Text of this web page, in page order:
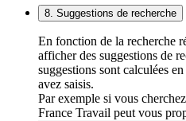
8. Suggestions de recherche
En fonction de la recherche
afficher des suggestions de
suggestions sont calculées
avez saisis.
Par exemple si vous
France Travail peut vous